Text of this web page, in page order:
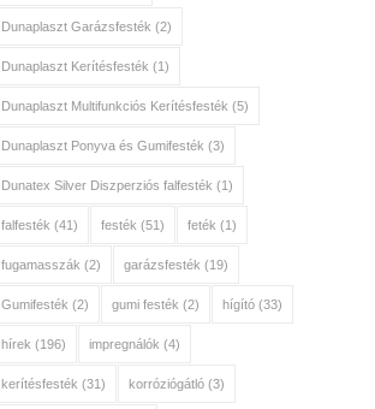
Dunaplaszt Garázsfesték (2)
Dunaplaszt Kerítésfesték (1)
Dunaplaszt Multifunkciós Kerítésfesték (5)
Dunaplaszt Ponyva és Gumifesték (3)
Dunatex Silver Diszperziós falfesték (1)
falfesték (41) festék (51) feték (1)
fugamasszák (2) garázsfesték (19)
Gumifesték (2) gumi festék (2) hígító(33)
hírek (196) impregnálók (4)
kerítésfesték (31) korróziógátló(3)